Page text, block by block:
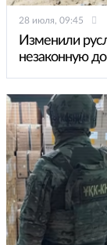
28 июля, 09:45
Изменили
незаконную